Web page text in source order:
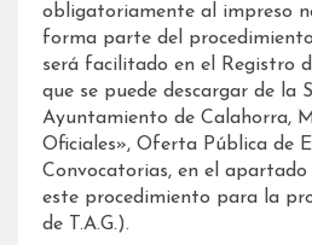
obligatoriamente al impreso
forma parte del
será facilitado en el Registro
que se puede descargar de la
Ayuntamiento de Calahorra,
Oficiales», Oferta Pública de
Convocatorias, en el
este procedimiento para la
de T.A.G.).